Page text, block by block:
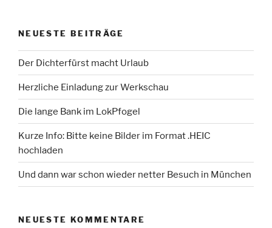
NEUESTE BEITRÄGE
Der Dichterfürst macht Urlaub
Herzliche Einladung zur Werkschau
Die lange Bank im LokPfogel
Kurze Info: Bitte keine Bilder im Format .HEIC
hochladen
Und dann war schon wieder netter Besuch in München
NEUESTE KOMMENTARE